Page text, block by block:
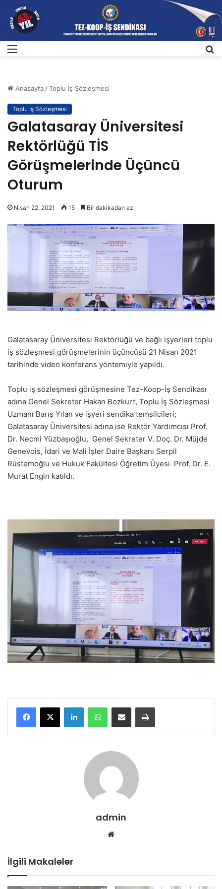
Anasayfa/Toplu İş Sözleşmesi
Toplu İş Sözleşmesi
Galatasaray Üniversitesi
Rektörlüğü TİS
Görüşmelerinde Üçüncü
Oturum
Nisan 22, 2021 15 Bir dakikadan az
Galatasaray Üniversitesi Rektörlüğü ve bağlı işyerleri toplu
iş sözleşmesi görüşmelerinin üçüncüsü 21 Nisan 2021
tarihinde video konferans yöntemiyle yapıldı.
Toplu iş sözleşmesi görüşmesine Tez-Koop-İş Sendikası
adına Genel Sekreter Hakan Bozkurt, Toplu İş Sözleşmesi
Uzmanı Barış Yılan ve işyeri sendika temsilcileri;
Galatasaray Üniversitesi adına ise Rektör Yardımcısı Prof.
Dr. Necmi Yüzbaşıoğlu, Genel Sekreter V. Doç. Dr. Müjde
Genevois, İdari ve Mali İşler Daire Başkanı Serpil
Rüstemoğlu ve Hukuk Fakültesi Öğretim Üyesi Prof. Dr. E.
Murat Engin katıldı.
admin
İlgili Makaleler